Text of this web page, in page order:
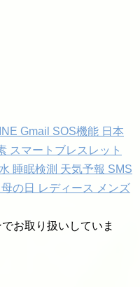
Gmail SOS機能 日本
スマートブレスレット
睡眠検測 天気予報 SMS
の日 レディース メンズ
お取り扱いしていま